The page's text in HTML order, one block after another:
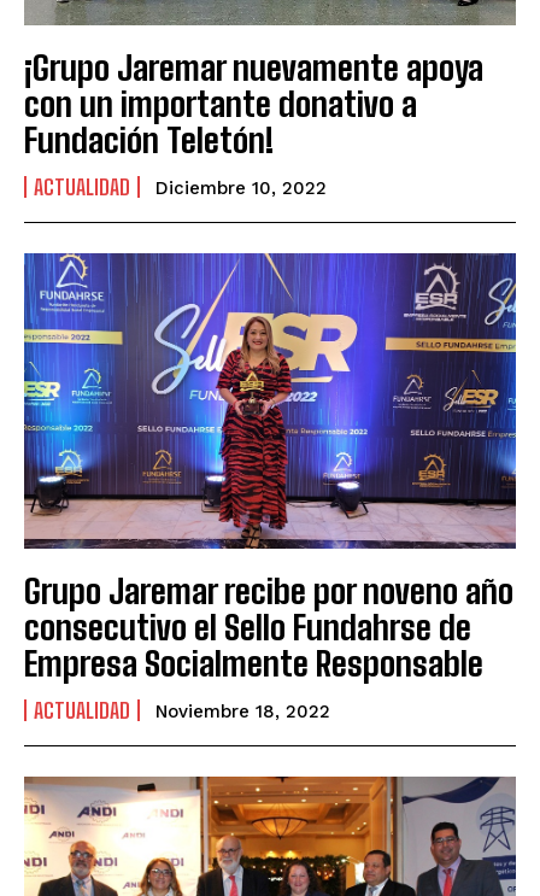
¡Grupo Jaremar nuevamente apoya
con un importante donativo a
Fundación Teletón!
ACTUALIDAD Diciembre 10, 2022
Grupo Jaremar recibe por noveno año
consecutivo el Sello Fundahrse de
Empresa Socialmente Responsable
ACTUALIDAD Noviembre 18, 2022